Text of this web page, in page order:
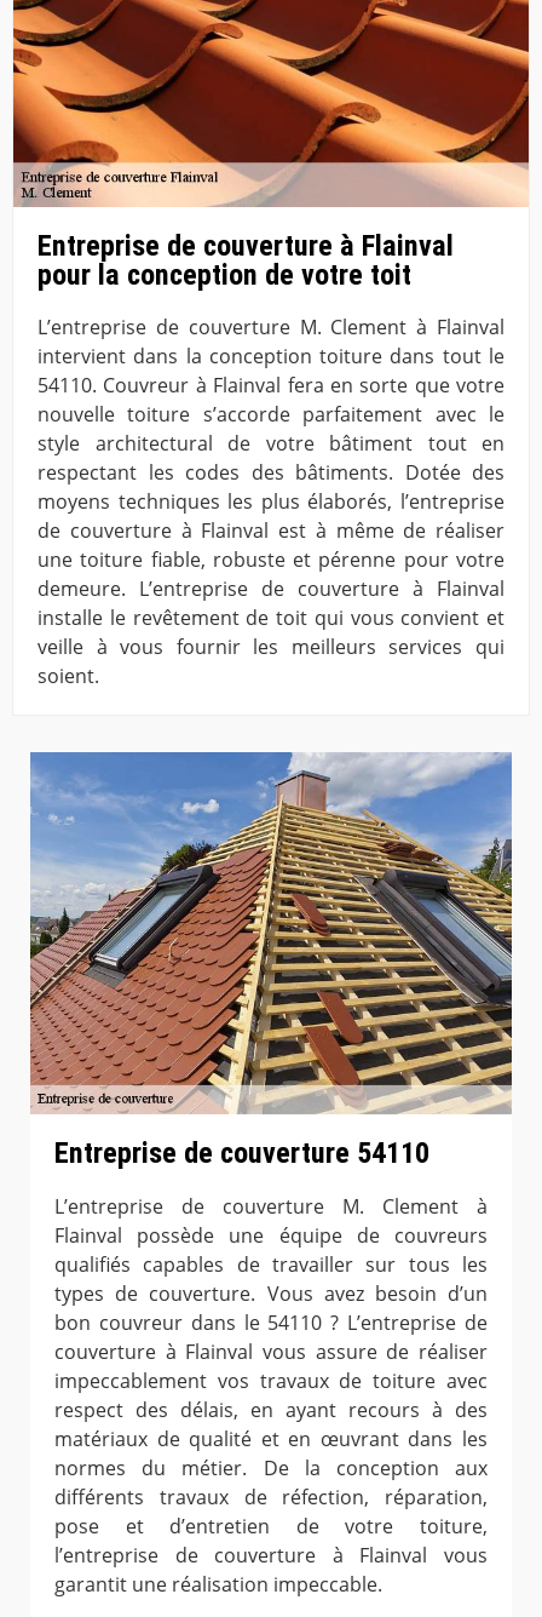
Entreprise de couverture à Flainval
pour la conception de votre toit
L’entreprise de couverture M. Clement à Flainval
intervient dans la conception toiture dans tout le
54110. Couvreur à Flainval fera en sorte que votre
nouvelle toiture s’accorde parfaitement avec le
style architectural de votre bâtiment tout en
respectant les codes des bâtiments. Dotée des
moyens techniques les plus élaborés, l’entreprise
de couverture à Flainval est à même de réaliser
une toiture fiable, robuste et pérenne pour votre
demeure. L’entreprise de couverture à Flainval
installe le revêtement de toit qui vous convient et
veille à vous fournir les meilleurs services qui
soient.
Entreprise de couverture 54110
L’entreprise de couverture M. Clement à
Flainval possède une équipe de couvreurs
qualifiés capables de travailler sur tous les
types de couverture. Vous avez besoin d’un
bon couvreur dans le 54110 ? L’entreprise de
couverture à Flainval vous assure de réaliser
impeccablement vos travaux de toiture avec
respect des délais, en ayant recours à des
matériaux de qualité et en œuvrant dans les
normes du métier. De la conception aux
différents travaux de réfection, réparation,
pose et d’entretien de votre toiture,
l’entreprise de couverture à Flainval vous
garantit une réalisation impeccable.